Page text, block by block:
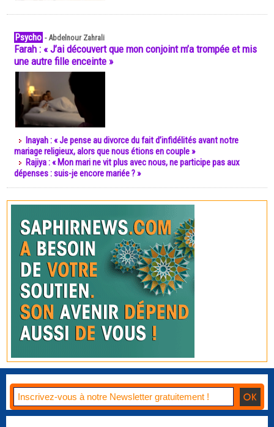
Psycho -Abdelnour Zahrali
Farah : « J’ai découvert que mon conjoint m’a trompée et mis
une autre fille enceinte »
Inayah : « Je pense au divorce du fait d’infidélités avant notre
mariage religieux, alors que nous étions en couple »
Rajiya : « Mon mari ne vit plus avec nous, ne participe pas aux
dépenses : suis-je encore mariée ? »